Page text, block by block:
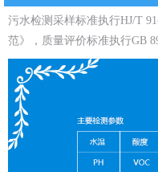
污水检测采样标准执行HJ/T
范》，质量评价标准执行GB